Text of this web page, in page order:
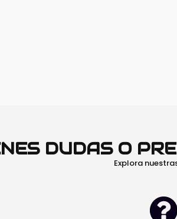
DUDAS O
Explora